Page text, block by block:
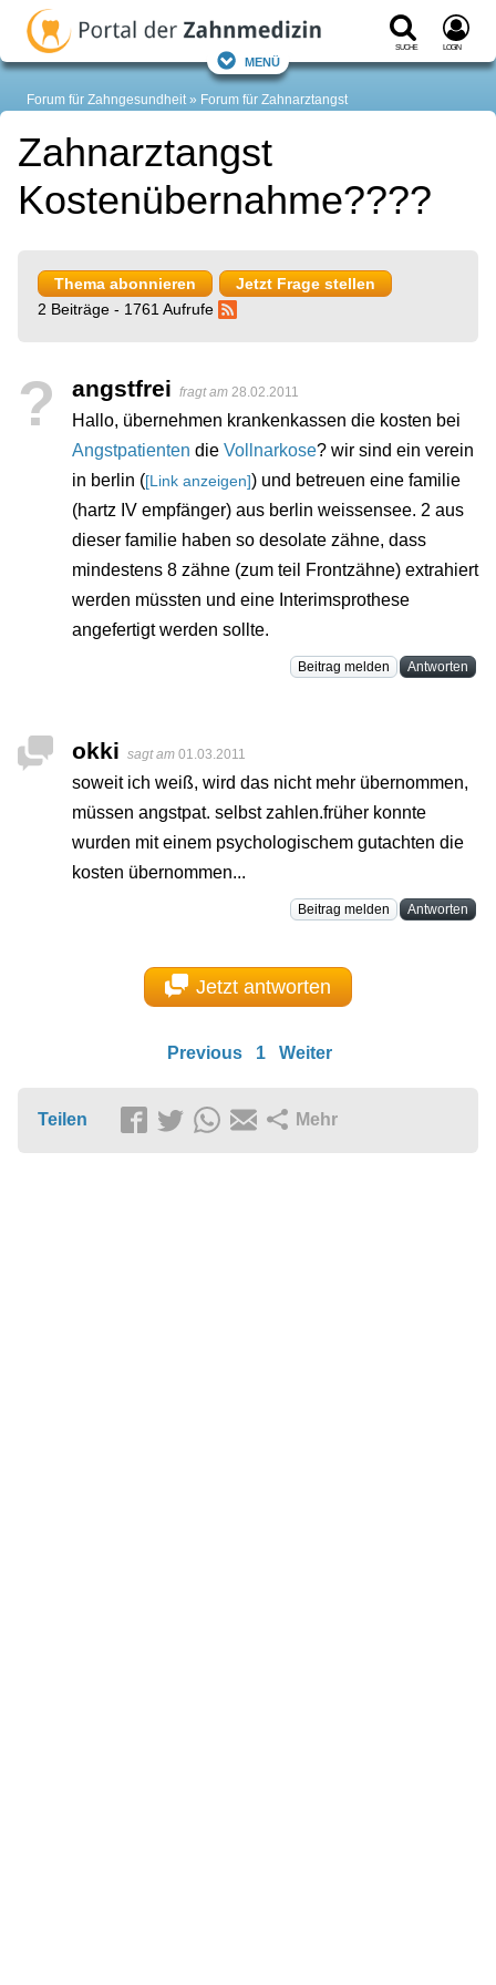
Suche Login
Menü
Forum für Zahngesundheit Forum für Zahnarztangst
Zahnarztangst
Kostenübernahme????
Thema abonnieren
Jetzt Frage stellen
2 Beiträge - 1761 Aufrufe
? angstfrei fragt am 28.02.2011
Hallo, übernehmen krankenkassen die kosten bei
Angstpatienten die Vollnarkose? wir sind ein verein
in berlin ([Link anzeigen]) und betreuen eine familie
(hartz IV empfänger) aus berlin weissensee. 2 aus
dieser familie haben so desolate zähne, dass
mindestens 8 zähne (zum teil Frontzähne) extrahiert
werden müssten und eine Interimsprothese
angefertigt werden sollte.
Beitrag melden Antworten
okki sagt am 01.03.2011
soweit ich weiß, wird das nicht mehr übernommen,
müssen angstpat. selbst zahlen.früher konnte
wurden mit einem psychologischem gutachten die
kosten übernommen...
Beitrag melden Antworten
Jetzt antworten
Previous 1 Weiter
Teilen Mehr